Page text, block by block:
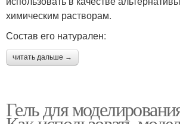
химическим растворам.
Состав его натурален:
читать дальше →
Гель для